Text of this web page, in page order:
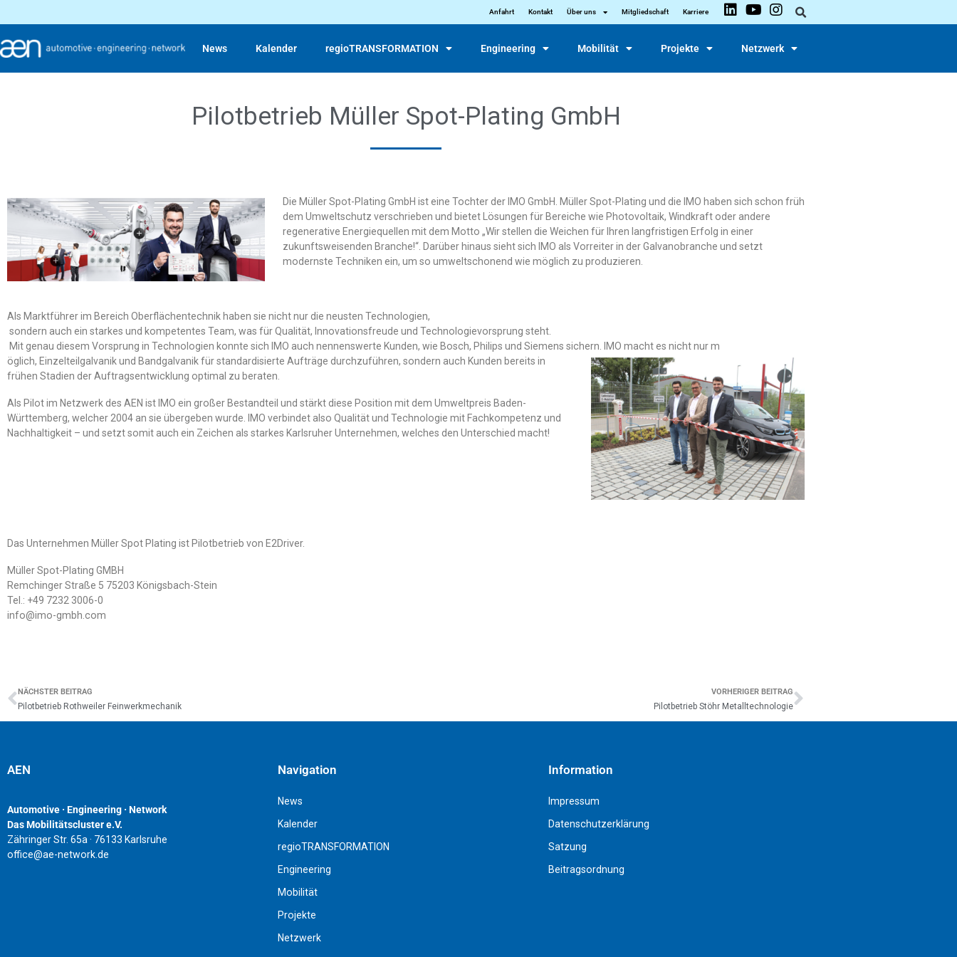
Anfahrt Kontakt Über uns Mitgliedschaft Karriere
News Kalender regioTRANSFORMATION Engineering Mobilität Projekte Netzwerk
Pilotbetrieb Müller Spot-Plating GmbH
Die Müller Spot-Plating GmbH ist eine Tochter der IMO GmbH. Müller Spot-Plating und die IMO haben sich schon früh
dem Umweltschutz verschrieben und bietet Lösungen für Bereiche wie Photovoltaik, Windkraft oder andere
regenerative Energiequellen mit dem Motto „Wir stellen die Weichen für Ihren langfristigen Erfolg in einer
zukunftsweisenden Branche!“. Darüber hinaus sieht sich IMO als Vorreiter in der Galvanobranche und setzt
modernste Techniken ein, um so umweltschonend wie möglich zu produzieren.
Als Marktführer im Bereich Oberflächentechnik haben sie nicht nur die neusten Technologien,
sondern auch ein starkes und kompetentes Team, was für Qualität, Innovationsfreude und Technologievorsprung steht.
Mit genau diesem Vorsprung in Technologien konnte sich IMO auch nennenswerte Kunden, wie Bosch, Philips und Siemens sichern. IMO macht es nicht nur m
öglich, Einzelteilgalvanik und Bandgalvanik für standardisierte Aufträge durchzuführen, sondern auch Kunden bereits in
frühen Stadien der Auftragsentwicklung optimal zu beraten.
Als Pilot im Netzwerk des AEN ist IMO ein großer Bestandteil und stärkt diese Position mit dem Umweltpreis Baden-
Württemberg, welcher 2004 an sie übergeben wurde. IMO verbindet also Qualität und Technologie mit Fachkompetenz und
Nachhaltigkeit – und setzt somit auch ein Zeichen als starkes Karlsruher Unternehmen, welches den Unterschied macht!
Das Unternehmen Müller Spot Plating ist Pilotbetrieb von E2Driver.
Müller Spot-Plating GMBH
Remchinger Straße 5 75203 Königsbach-Stein
Tel.: +49 7232 3006-0
info@imo-gmbh.com
NÄCHSTER BEITRAG
Pilotbetrieb Rothweiler Feinwerkmechanik
VORHERIGER BEITRAG
Pilotbetrieb Stöhr Metalltechnologie
AEN
Automotive · Engineering · Network
Das Mobilitätscluster e.V.
Zähringer Str. 65a · 76133 Karlsruhe
office@ae-network.de
Navigation
News
Kalender
regioTRANSFORMATION
Engineering
Mobilität
Projekte
Netzwerk
Information
Impressum
Datenschutzerklärung
Satzung
Beitragsordnung